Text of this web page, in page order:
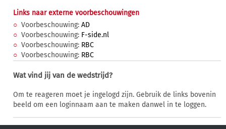
Links naar externe voorbeschouwingen
Voorbeschouwing: AD
Voorbeschouwing: F-side.nl
Voorbeschouwing: RBC
Voorbeschouwing: RBC
Wat vind jij van de wedstrijd?
Om te reageren moet je ingelogd zijn. Gebruik de links bovenin
beeld om een loginnaam aan te maken danwel in te loggen.